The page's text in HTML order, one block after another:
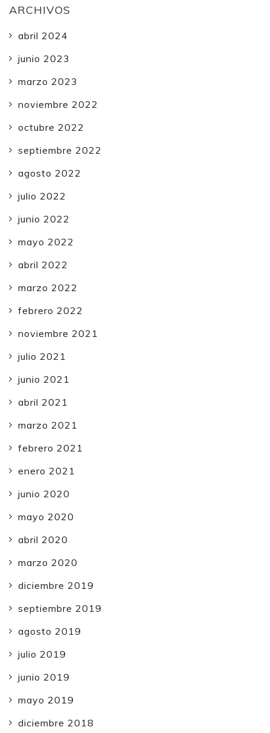
ARCHIVOS
abril 2024
junio 2023
marzo 2023
noviembre 2022
octubre 2022
septiembre 2022
agosto 2022
julio 2022
junio 2022
mayo 2022
abril 2022
marzo 2022
febrero 2022
noviembre 2021
julio 2021
junio 2021
abril 2021
marzo 2021
febrero 2021
enero 2021
junio 2020
mayo 2020
abril 2020
marzo 2020
diciembre 2019
septiembre 2019
agosto 2019
julio 2019
junio 2019
mayo 2019
diciembre 2018